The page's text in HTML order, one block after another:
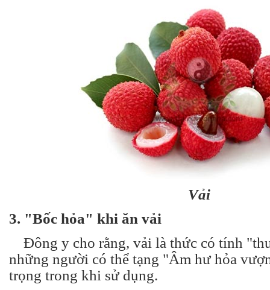
Vải
3. "Bốc hỏa" khi ăn vải
Đông y cho rằng, vải là thức có tính
những người có thể tạng "Âm hư hỏa
trọng trong khi sử dụng.